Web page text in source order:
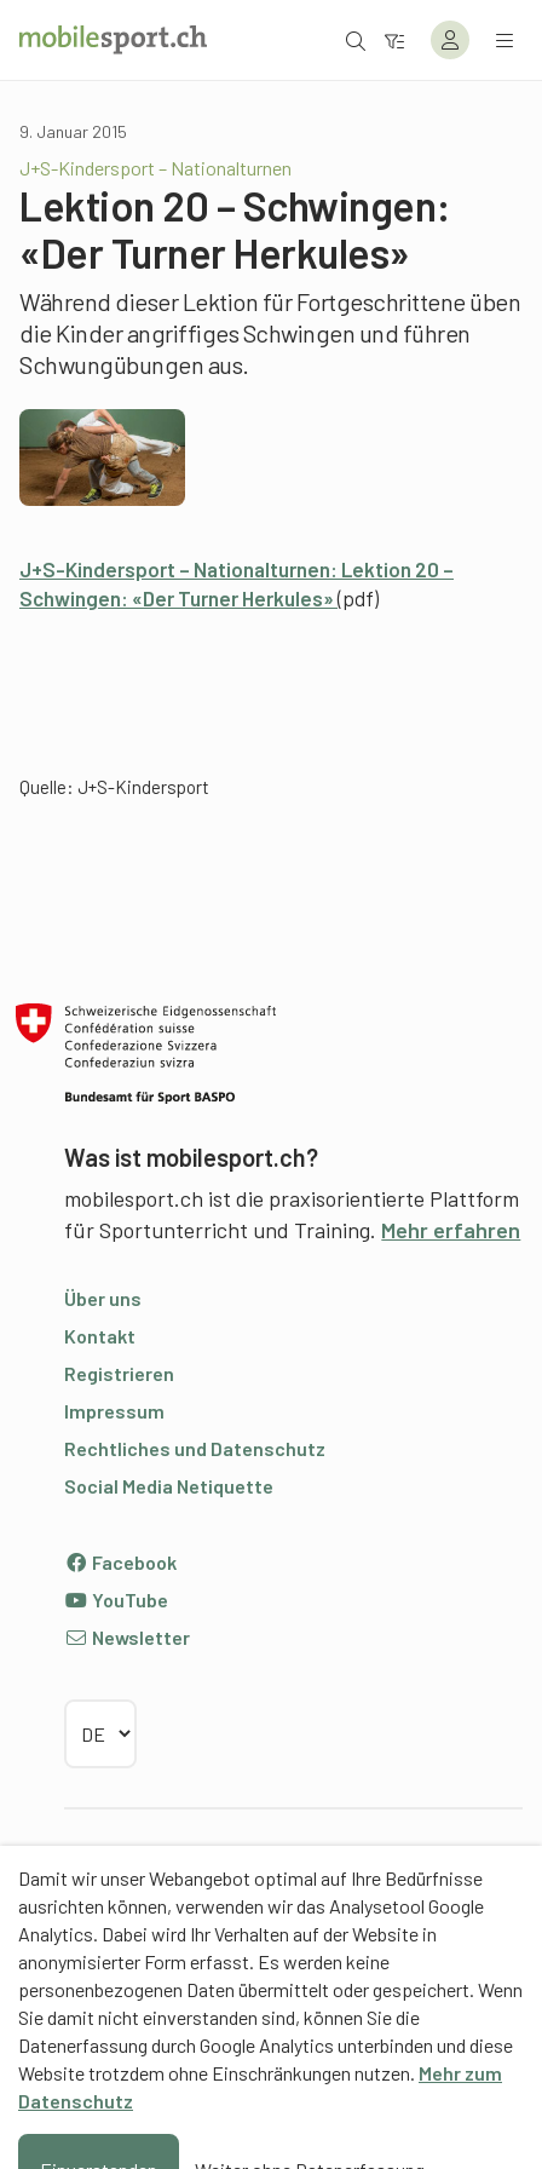
Damit wir unser Webangebot optimal auf Ihre Bedürfnisse
ausrichten können, verwenden wir das Analysetool Google
Analytics. Dabei wird Ihr Verhalten auf der Website in
anonymisierter Form erfasst. Es werden keine
personenbezogenen Daten übermittelt oder gespeichert. Wenn
Sie damit nicht einverstanden sind, können Sie die
Datenerfassung durch Google Analytics unterbinden und diese
Website trotzdem ohne Einschränkungen nutzen. Mehr zum
Datenschutz
9. Januar 2015
J+S-Kindersport – Nationalturnen
Lektion 20 – Schwingen:
«Der Turner Herkules»
Während dieser Lektion für Fortgeschrittene üben
die Kinder angriffiges Schwingen und führen
Schwungübungen aus.
J+S-Kindersport – Nationalturnen: Lektion 20 –
Schwingen: «Der Turner Herkules»(pdf)
Quelle: J+S-Kindersport
Was ist mobilesport.ch?
mobilesport.ch ist die praxisorientierte Plattform
für Sportunterricht und Training. Mehr erfahren
Über uns
Kontakt
Registrieren
Impressum
Rechtliches und Datenschutz
Social Media Netiquette
Facebook
YouTube
Newsletter
Contentpartner
Eidgenössische Hochschule für Sport Magglingen
EHSM